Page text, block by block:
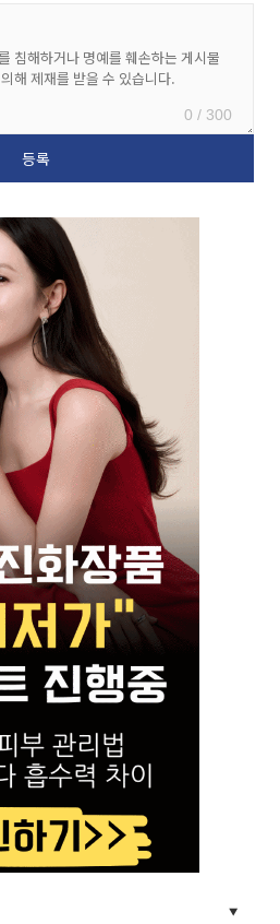
0 / 300